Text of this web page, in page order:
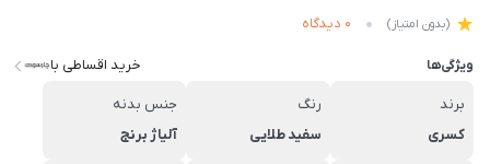
(بدون امتیاز) 0 دیدگاه
ویژگی‌ها خرید اقساطی با
برند
کسری
رنگ
سفید طلایی
جنس بدنه
آلیاژ برنج